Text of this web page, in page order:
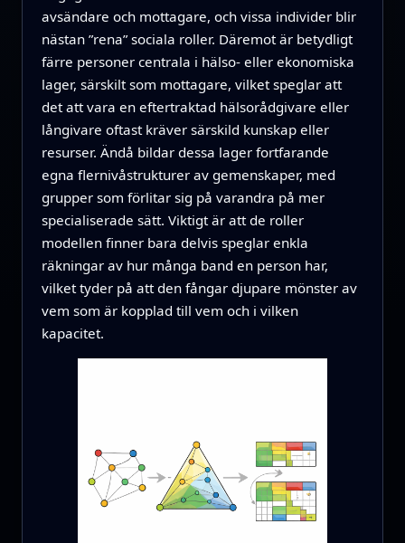
avsändare och mottagare, och vissa individer blir
nästan ”rena” sociala roller. Däremot är betydligt
färre personer centrala i hälso- eller ekonomiska
lager, särskilt som mottagare, vilket speglar att
det att vara en eftertraktad hälsorådgivare eller
långivare oftast kräver särskild kunskap eller
resurser. Ändå bildar dessa lager fortfarande
egna flernivåstrukturer av gemenskaper, med
grupper som förlitar sig på varandra på mer
specialiserade sätt. Viktigt är att de roller
modellen finner bara delvis speglar enkla
räkningar av hur många band en person har,
vilket tyder på att den fångar djupare mönster av
vem som är kopplad till vem och i vilken
kapacitet.